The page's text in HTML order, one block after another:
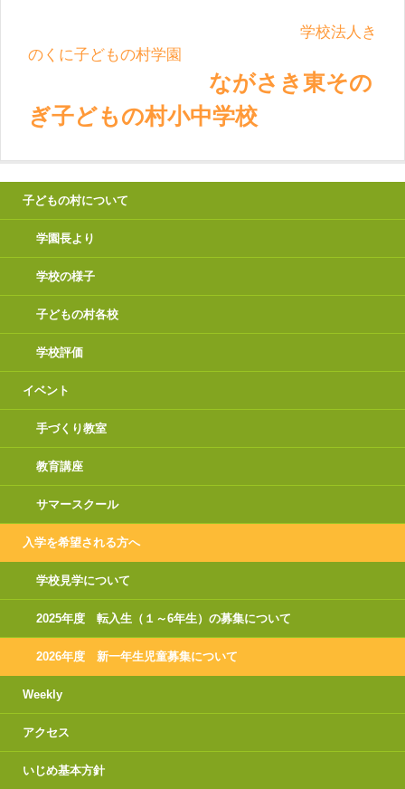
学校法人き
のくに子どもの村学園
ながさき東その
ぎ子どもの村小中学校
子どもの村について
学園長より
学校の様子
子どもの村各校
学校評価
イベント
手づくり教室
教育講座
サマースクール
入学を希望される方へ
学校見学について
2025年度 転入生（１～6年生）の募集について
2026年度 新一年生児童募集について
Weekly
アクセス
いじめ基本方針